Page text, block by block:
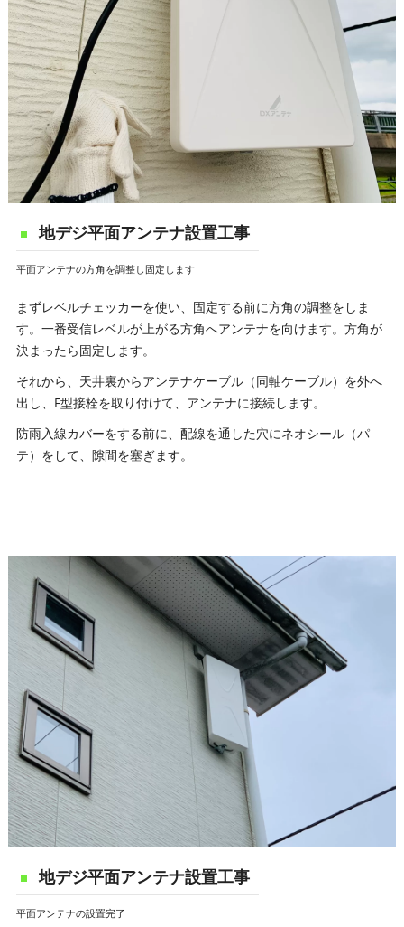
地デジ平面アンテナ設置工事
平面アンテナの方角を調整し固定します
まずレベルチェッカーを使い、固定する前に方角の調整をしま
す。一番受信レベルが上がる方角へアンテナを向けます。方角が
決まったら固定します。
それから、天井裏からアンテナケーブル（同軸ケーブル）を外へ
出し、F型接栓を取り付けて、アンテナに接続します。
防雨入線カバーをする前に、配線を通した穴にネオシール（パ
テ）をして、隙間を塞ぎます。
地デジ平面アンテナ設置工事
平面アンテナの設置完了